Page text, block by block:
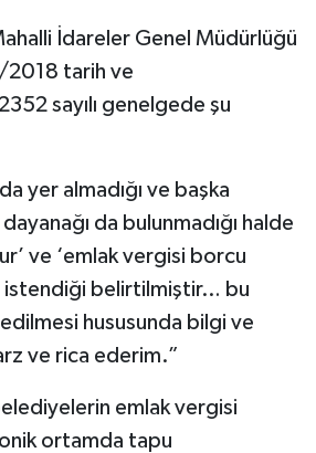
İdareler Genel Müdürlüğü
2018 tarih ve
sayılı genelgede şu
yer almadığı ve başka
da bulunmadığı halde
ve ‘emlak vergisi borcu
istendiği belirtilmiştir… bu
hususunda bilgi ve
ve rica ederim.”
emlak vergisi
ortamda tapu